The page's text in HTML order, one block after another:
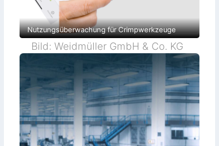
Nutzungsüberwachung für Crimpwerkzeuge
Bild: Weidmüller GmbH & Co. KG